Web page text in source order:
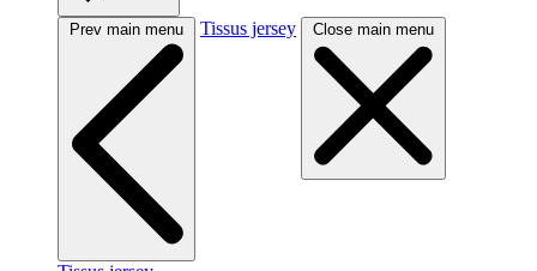
Prev main menu Tissus jersey Close main menu